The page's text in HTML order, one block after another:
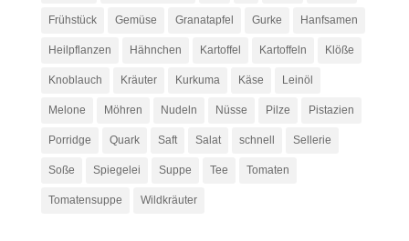
Frühstück Gemüse Granatapfel Gurke Hanfsamen
Heilpflanzen Hähnchen Kartoffel Kartoffeln Klöße
Knoblauch Kräuter Kurkuma Käse Leinöl
Melone Möhren Nudeln Nüsse Pilze Pistazien
Porridge Quark Saft Salat schnell Sellerie
Soße Spiegelei Suppe Tee Tomaten
Tomatensuppe Wildkräuter